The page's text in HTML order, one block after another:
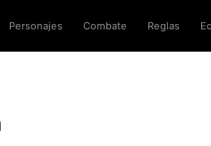
Personajes Combate Reglas